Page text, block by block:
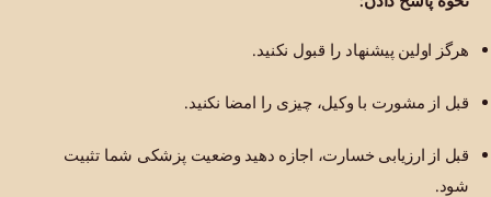
هرگز اولین پیشنهاد را قبول نکنید.
قبل از مشورت با وکیل، چیزی را امضا نکنید.
قبل از ارزیابی خسارت، اجازه دهید وضعیت پزشکی شما تثبیت
شود.